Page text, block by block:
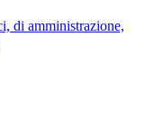
di amministrazione,